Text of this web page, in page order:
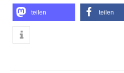
teilen teilen